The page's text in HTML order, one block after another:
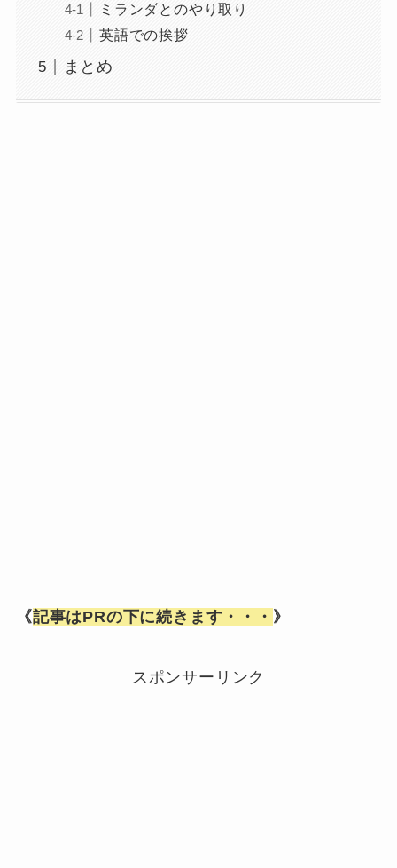
ミランダとのやり取り
英語での挨拶
まとめ
《記事はPRの下に続きます・・・ 》
スポンサーリンク